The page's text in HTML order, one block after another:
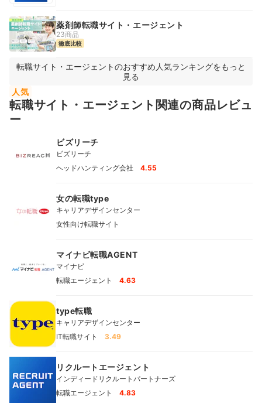
薬剤師転職サイト・エージェント
23商品
徹底比較
転職サイト・エージェントのおすすめ人気ランキングをもっと
見る
人気
転職サイト・エージェント関連の商品レビュ
ー
ビズリーチ
ビズリーチ
ヘッドハンティング会社
4.55
女の転職type
キャリアデザインセンター
女性向け転職サイト
マイナビ転職AGENT
マイナビ
転職エージェント
4.63
type転職
キャリアデザインセンター
IT転職サイト
3.49
リクルートエージェント
インディードリクルートパートナーズ
転職エージェント
4.83